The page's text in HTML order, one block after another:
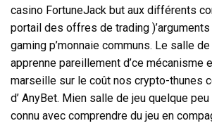
casino FortuneJack but aux différents
portail des offres de trading
gaming p’monnaie communs. Le salle
apprenne pareillement d’ce mécanisme
marseille sur le coût nos crypto-thunes
d’ AnyBet. Mien salle de jeu quelque
connu avec comprendre du jeu en